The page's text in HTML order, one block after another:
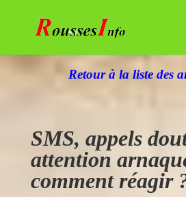
Retour à la liste des
SMS, appels
attention
comment réagir